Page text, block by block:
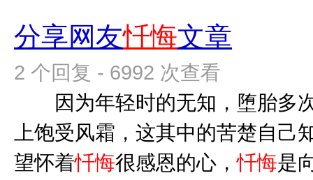
分享网友忏悔文章
2 个回复 - 6992 次查看
因为年轻时的无知，堕胎多
上饱受风霜，这其中的苦楚自己
望怀着忏悔很感恩的心，忏悔是